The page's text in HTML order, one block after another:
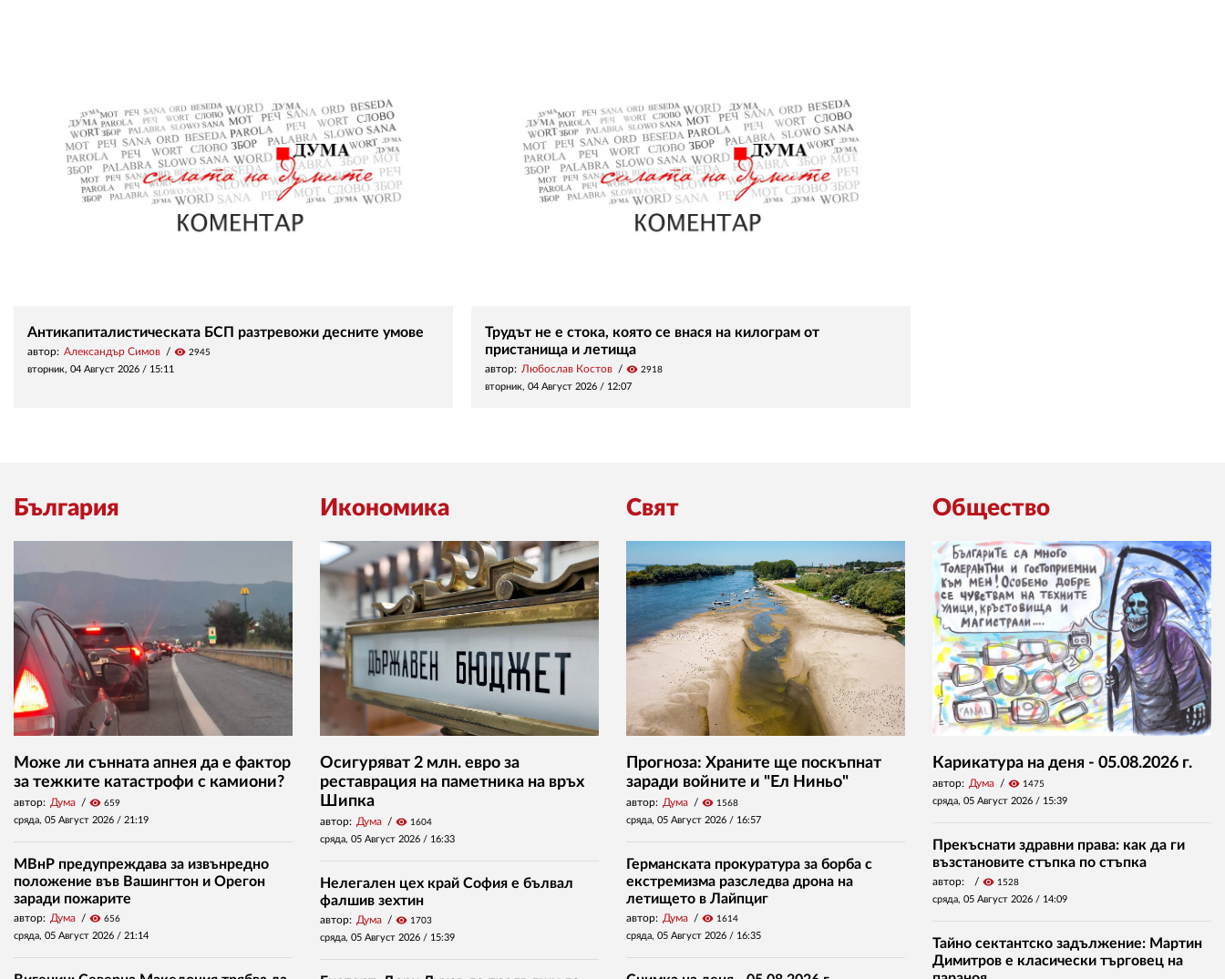
Антикапиталистическата БСП разтревожи десните умове
автор: Александър Симов visibility 2945
вторник, 04 Август 2026 / 15:11
Трудът не е стока, която се внася на килограм от
пристанища и летища
автор: Любослав Костов visibility 2918
вторник, 04 Август 2026 / 12:07
България
Може ли сънната апнея да е фактор
за тежките катастрофи с камиони?
автор: Дума visibility 659
сряда, 05 Август 2026 / 21:19
МВнР предупреждава за извънредно
положение във Вашингтон и Орегон
заради пожарите
автор: Дума visibility 656
сряда, 05 Август 2026 / 21:14
Икономика
Осигуряват 2 млн. евро за
реставрация на паметника на връх
Шипка
автор: Дума visibility 1604
сряда, 05 Август 2026 / 16:33
Нелегален цех край София е бълвал
фалшив зехтин
автор: Дума visibility 1703
сряда, 05 Август 2026 / 15:39
Свят
Прогноза: Храните ще поскъпнат
заради войните и "Ел Ниньо"
автор: Дума visibility 1568
сряда, 05 Август 2026 / 16:57
Германската прокуратура за борба с
екстремизма разследва дрона на
летището в Лайпциг
автор: Дума visibility 1614
сряда, 05 Август 2026 / 16:35
Общество
Карикатура на деня - 05.08.2026 г.
автор: Дума visibility 1475
сряда, 05 Август 2026 / 15:39
Прекъснати здравни права: как да ги
възстановите стъпка по стъпка
автор: visibility 1528
сряда, 05 Август 2026 / 14:09
Тайно сектантско задължение: Мартин
Димитров е класически търговец на